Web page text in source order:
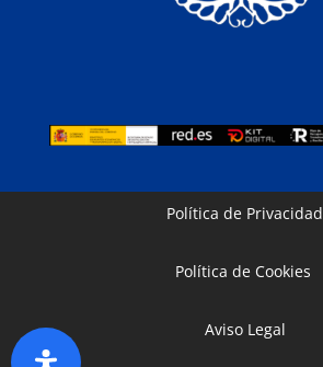
Política de Privacidad
Política de Cookies
Aviso Legal